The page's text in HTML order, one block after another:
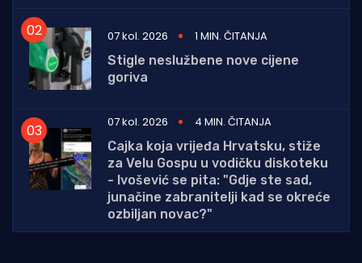
07 kol. 2026
1 MIN. ČITANJA
Stigle neslužbene nove cijene
goriva
07 kol. 2026
4 MIN. ČITANJA
Cajka koja vrijeđa Hrvatsku, stiže
za Velu Gospu u vodičku diskoteku
- Ivošević se pita: "Gdje ste sad,
junačine zabranitelji kad se okreće
ozbiljan novac?"